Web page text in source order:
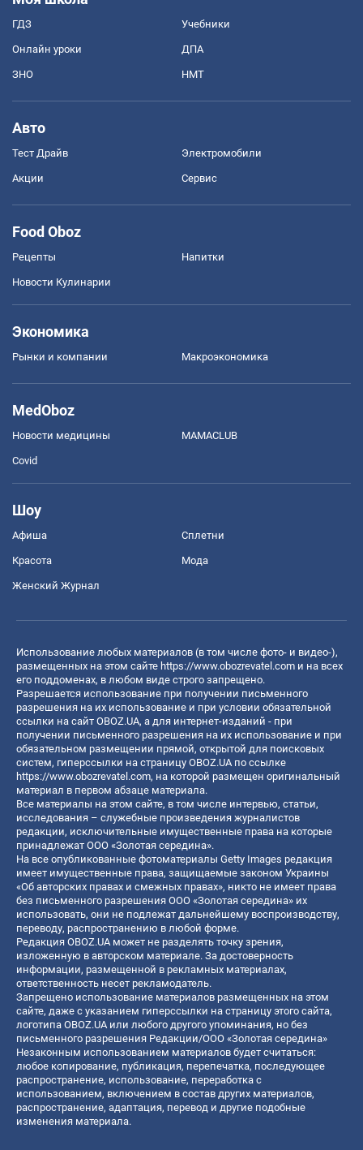
ГДЗ Учебники
Онлайн уроки ДПА
ЗНО НМТ
Авто
Тест Драйв Электромобили
Акции Сервис
Food Oboz
Рецепты Напитки
Новости Кулинарии
Экономика
Рынки и компании Mакроэкономика
MedOboz
Новости медицины MAMACLUB
Covid
Шоу
Афиша Сплетни
Красота Мода
Женский Журнал
Использование любых материалов (в том числе фото- и видео-),
размещенных на этом сайте https://www.obozrevatel.com и на всех
его поддоменах, в любом виде строго запрещено.
Разрешается использование при получении письменного
разрешения на их использование и при условии обязательной
ссылки на сайт OBOZ.UA, а для интернет-изданий - при
получении письменного разрешения на их использование и при
обязательном размещении прямой, открытой для поисковых
систем, гиперссылки на страницу OBOZ.UA по ссылке
https://www.obozrevatel.com, на которой размещен оригинальный
материал в первом абзаце материала.
Все материалы на этом сайте, в том числе интервью, статьи,
исследования – служебные произведения журналистов
редакции, исключительные имущественные права на которые
принадлежат ООО «Золотая середина».
На все опубликованные фотоматериалы Getty Images редакция
имеет имущественные права, защищаемые законом Украины
«Об авторских правах и смежных правах», никто не имеет права
без письменного разрешения ООО «Золотая середина» их
использовать, они не подлежат дальнейшему воспроизводству,
переводу, распространению в любой форме.
Редакция OBOZ.UA может не разделять точку зрения,
изложенную в авторском материале. За достоверность
информации, размещенной в рекламных материалах,
ответственность несет рекламодатель.
Запрещено использование материалов размещенных на этом
сайте, даже с указанием гиперссылки на страницу этого сайта,
логотипа OBOZ.UA или любого другого упоминания, но без
письменного разрешения Редакции/ООО «Золотая середина»
Незаконным использованием материалов будет считаться:
любое копирование, публикация, перепечатка, последующее
распространение, использование, переработка с
использованием, включением в состав других материалов,
распространение, адаптация, перевод и другие подобные
изменения материала.